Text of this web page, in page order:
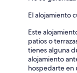
El alojamiento
Este
patios o
tienes alguna
alojamiento
hospedarte en